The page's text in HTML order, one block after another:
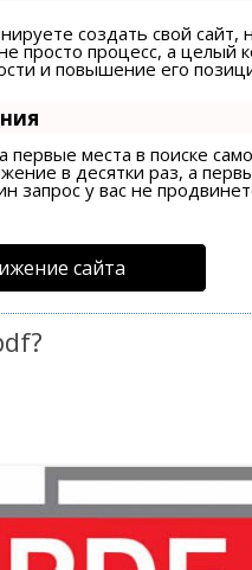
создать свой сайт,
просто процесс, а целый
и повышение его
первые места в поиске
в десятки раз, а
запрос у вас не
сайта